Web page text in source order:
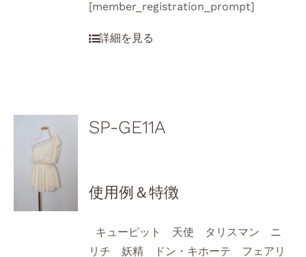
[member_registration_prompt]
SP-GE11A
使用例＆特徴
キューピット 天使 タリスマン ニ
リチ 妖精 ドン・キホーテ フェアリ